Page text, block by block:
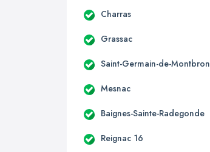
Charras
Grassac
Saint-Germain-de-Montbron
Mesnac
Baignes-Sainte-Radegonde
Reignac 16